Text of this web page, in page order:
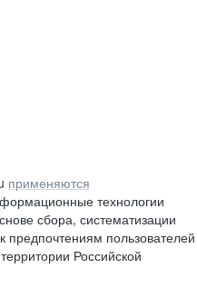
применяются
технологии
сбора, систематизации
предпочтениям пользователей
Российской